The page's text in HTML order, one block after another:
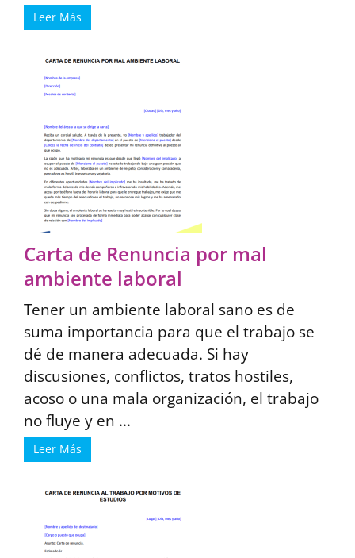
Leer Más
Carta de Renuncia por mal
ambiente laboral
Tener un ambiente laboral sano es de
suma importancia para que el trabajo se
dé de manera adecuada. Si hay
discusiones, conflictos, tratos hostiles,
acoso o una mala organización, el trabajo
no fluye y en ...
Leer Más